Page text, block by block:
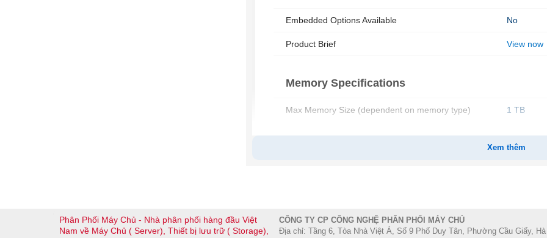
Embedded Options Available No
Product Brief View now
Memory Specifications
Max Memory Size (dependent on memory type) 1 TB
Memory Types DDR4-
Intel® Optane™ Persistent Memory Supported Yes
Xem thêm
Phân Phối Máy Chủ - Nhà phân phối hàng đầu Việt
Nam về Máy Chủ ( Server), Thiết bị lưu trữ ( Storage),
CÔNG TY CP CÔNG NGHỆ PHÂN PHỐI MÁY CHỦ
Địa chỉ: Tầng 6, Tòa Nhà Việt Á, Số 9 Phố Duy Tân, Phường Cầu Giấy,